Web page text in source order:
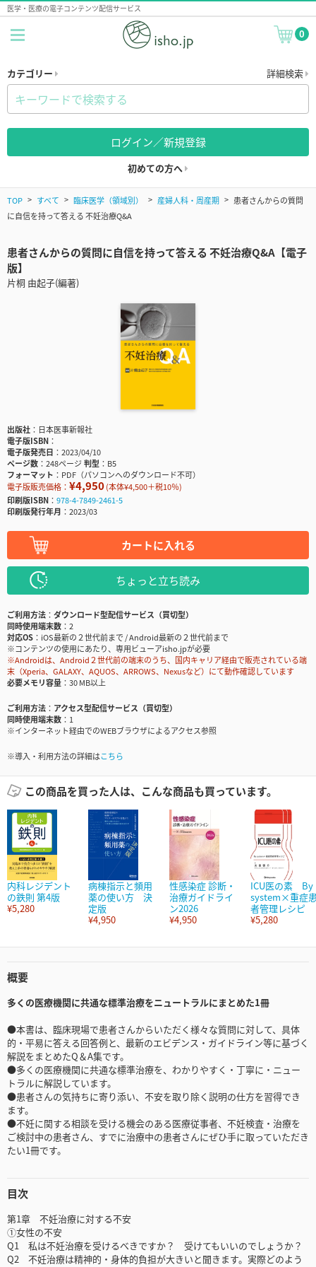
医学・医療の電子コンテンツ配信サービス
0
カテゴリー 詳細検索
ログイン／新規登録
初めての方へ
TOP すべて 臨床医学（領域別） 産婦人科・周産期
患者さんからの質問
に自信を持って答える 不妊治療Q&A
患者さんからの質問に自信を持って答える 不妊治療Q&A【電子
版】
片桐 由起子(編著)
出版社
日本医事新報社
電子版ISBN
電子版発売日
2023/04/10
ページ数
248ページ判型
B5
フォーマット
PDF（パソコンへのダウンロード不可）
電子版販売価格： ¥4,950(本体¥4,500＋税10％)
印刷版ISBN
978-4-7849-2461-5
印刷版発行年月
2023/03
カートに入れる
ちょっと立ち読み
ご利用方法
ダウンロード型配信サービス（買切型）
同時使用端末数
2
対応OS
iOS最新の２世代前まで / Android最新の２世代前まで
※コンテンツの使用にあたり、専用ビューアisho.jpが必要
※Androidは、Android２世代前の端末のうち、国内キャリア経由で販売されている端
末（Xperia、GALAXY、AQUOS、ARROWS、Nexusなど）にて動作確認しています
必要メモリ容量
30 MB以上
ご利用方法
アクセス型配信サービス（買切型）
同時使用端末数
1
※インターネット経由でのWEBブラウザによるアクセス参照
※導入・利用方法の詳細はこちら
この商品を買った人は、こんな商品も買っています。
内科レジデント
の鉄則 第4版
¥5,280
病棟指示と頻用
薬の使い方 決
定版
¥4,950
性感染症 診断・
治療ガイドライ
ン2026
¥4,950
ICU医の素 By
system×重症
者管理レシピ
¥5,280
概要
多くの医療機関に共通な標準治療をニュートラルにまとめた1冊
●本書は、臨床現場で患者さんからいただく様々な質問に対して、具体
的・平易に答える回答例と、最新のエビデンス・ガイドライン等に基づく
解説をまとめたQ＆A集です。
●多くの医療機関に共通な標準治療を、わかりやすく・丁寧に・ニュー
トラルに解説しています。
●患者さんの気持ちに寄り添い、不安を取り除く説明の仕方を習得でき
ます。
●不妊に関する相談を受ける機会のある医療従事者、不妊検査・治療を
ご検討中の患者さん、すでに治療中の患者さんにぜひ手に取っていただき
たい1冊です。
目次
第1章 不妊治療に対する不安
①女性の不安
Q1 私は不妊治療を受けるべきですか？ 受けてもいいのでしょうか？
Q2 不妊治療は精神的・身体的負担が大きいと聞きます。実際どのよう